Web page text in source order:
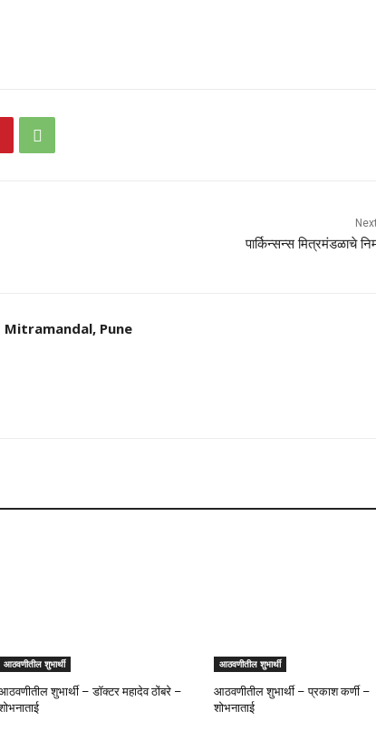
पार्किन्सन्स मित्रमंडळाचे
Mitramandal, Pune
आठवणीतील शुभार्थी
शुभार्थी – डॉक्टर महादेव ठोंबरे –
आठवणीतील शुभार्थी
आठवणीतील शुभार्थी – प्रकाश कर्णी –
शोभनाताई